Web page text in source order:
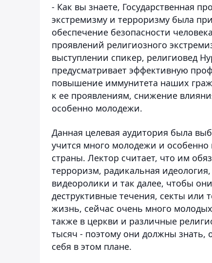
- Как вы знаете, Государственная
экстремизму и терроризму была
обеспечение безопасности
проявлений религиозного
выступлении спикер, религиовед
предусматривает эффективную
повышение иммунитета наших
к ее проявлениям, снижение
особенно молодежи.
Данная целевая аудитория была
учится много молодежи и
страны. Лектор считает, что им
терроризм, радикальная
видеоролики и так далее, чтобы
деструктивные течения, секты или
жизнь, сейчас очень много
также в церкви и различные
тысяч - поэтому они должны знать,
себя в этом плане.